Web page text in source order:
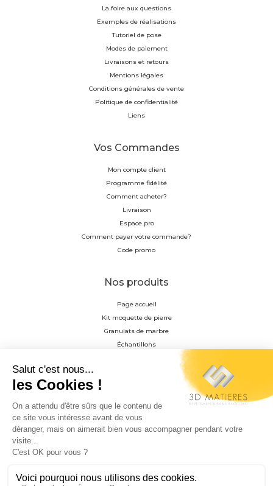
La foire aux questions
Exemples de réalisations
Tutoriel de pose
Modes de paiement
Livraisons et retours
Mentions légales
Conditions générales de vente
Politique de confidentialité
Liens
Vos Commandes
Mon compte client
Programme fidélité
Comment acheter?
Livraison
Espace pro
Comment payer votre commande?
Code promo
Nos produits
Page accueil
Kit moquette de pierre
Granulats de marbre
Échantillons
Profilés en aluminium anodisés
Granulat photoluminescent
Entretien du tapis de pierre